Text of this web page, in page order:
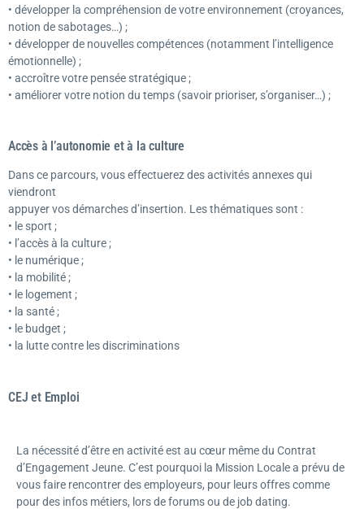
• développer la compréhension de votre environnement (croyances,
notion de sabotages…) ;
• développer de nouvelles compétences (notamment l’intelligence
émotionnelle) ;
• accroître votre pensée stratégique ;
• améliorer votre notion du temps (savoir prioriser, s’organiser…) ;
Accès à l’autonomie et à la culture
Dans ce parcours, vous effectuerez des activités annexes qui
viendront
appuyer vos démarches d’insertion. Les thématiques sont :
• le sport ;
• l’accès à la culture ;
• le numérique ;
• la mobilité ;
• le logement ;
• la santé ;
• le budget ;
• la lutte contre les discriminations
CEJ et Emploi
La nécessité d’être en activité est au cœur même du Contrat
d’Engagement Jeune. C’est pourquoi la Mission Locale a prévu de
vous faire rencontrer des employeurs, pour leurs offres comme
pour des infos métiers, lors de forums ou de job dating.